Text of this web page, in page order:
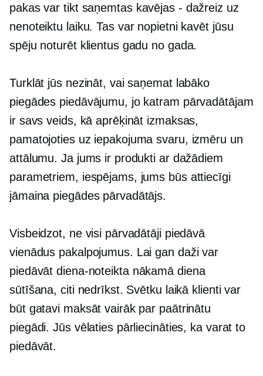
pakas var tikt saņemtas kavējas - dažreiz uz
nenoteiktu laiku. Tas var nopietni kavēt jūsu
spēju noturēt klientus gadu no gada.
Turklāt jūs nezināt, vai saņemat labāko
piegādes piedāvājumu, jo katram pārvadātājam
ir savs veids, kā aprēķināt izmaksas,
pamatojoties uz iepakojuma svaru, izmēru un
attālumu. Ja jums ir produkti ar dažādiem
parametriem, iespējams, jums būs attiecīgi
jāmaina piegādes pārvadātājs.
Visbeidzot, ne visi pārvadātāji piedāvā
vienādus pakalpojumus. Lai gan daži var
piedāvātdiena-noteikta nākamā diena
sūtīšana, citi nedrīkst. Svētku laikā klienti var
būt gatavi maksāt vairāk par paātrinātu
piegādi. Jūs vēlaties pārliecināties, ka varat to
piedāvāt.